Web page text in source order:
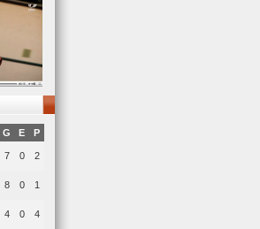
G E P
7 0 2
8 0 1
4 0 4